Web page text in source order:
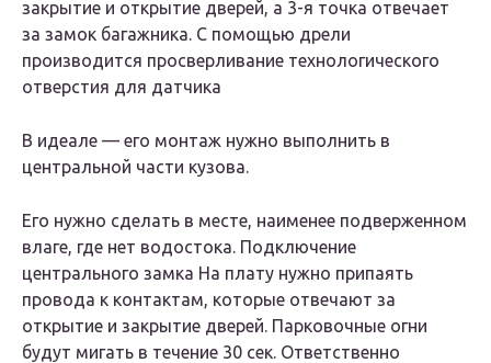
закрытие и открытие дверей, а 3-я точка отвечает
за замок багажника. С помощью дрели
производится просверливание технологического
отверстия для датчика
В идеале — его монтаж нужно выполнить в
центральной части кузова.
Его нужно сделать в месте, наименее подверженном
влаге, где нет водостока. Подключение
центрального замка На плату нужно припаять
провода к контактам, которые отвечают за
открытие и закрытие дверей. Парковочные огни
будут мигать в течение 30 сек. Ответственно